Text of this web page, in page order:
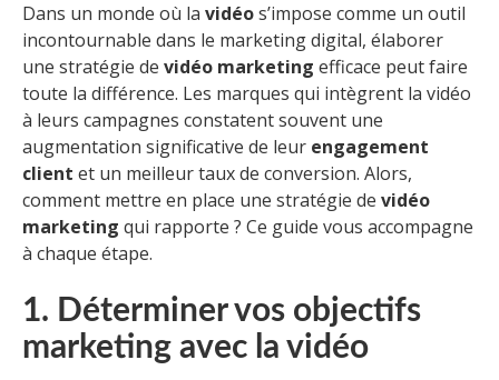
Dans un monde où la vidéos’impose comme un outil
incontournable dans le marketing digital, élaborer
une stratégie de vidéo marketing efficace peut faire
toute la différence. Les marques qui intègrent la vidéo
à leurs campagnes constatent souvent une
augmentation significative de leur engagement
client et un meilleur taux de conversion. Alors,
comment mettre en place une stratégie de vidéo
marketing qui rapporte ? Ce guide vous accompagne
à chaque étape.
1. Déterminer vos objectifs
marketing avec la vidéo